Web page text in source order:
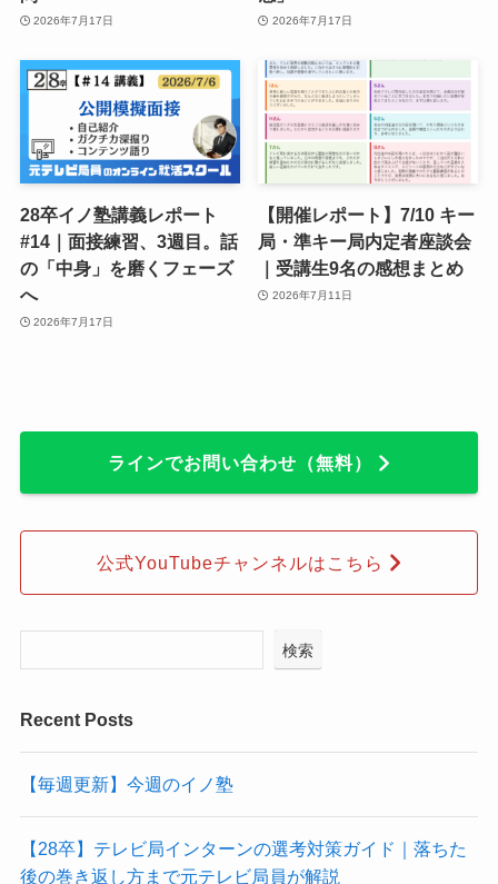
2026年7月17日 2026年7月17日
28卒イノ塾講義レポート
#14｜面接練習、3週目。話
の「中身」を磨くフェーズ
へ
2026年7月17日
【開催レポート】7/10 キー
局・準キー局内定者座談会
｜受講生9名の感想まとめ
2026年7月11日
ラインでお問い合わせ（無料）
公式YouTubeチャンネルはこちら
検索
Recent Posts
【毎週更新】今週のイノ塾
【28卒】テレビ局インターンの選考対策ガイド｜落ちた
後の巻き返し方まで元テレビ局員が解説